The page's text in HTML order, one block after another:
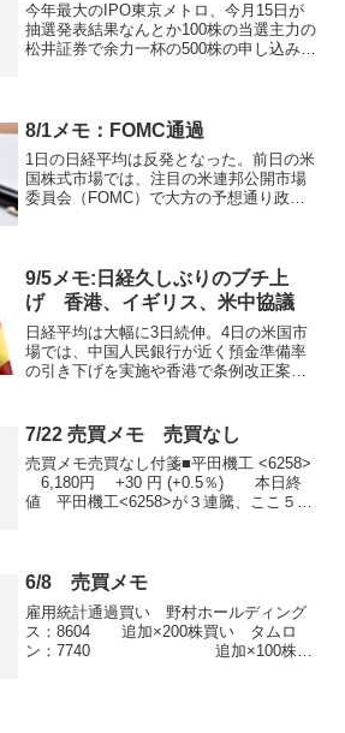
今年最大のIPO東京メトロ、今月15日が
抽選発表結果なんとか100株の当選主力の
松井証券で余力一杯の500株の申し込み最
れでも...
8/1メモ：FOMC通過
1日の日経平均は反発となった。前日の米
国株式市場では、注目の米連邦公開市場
委員会（FOMC）で大方の予想通り政策
たことから、主要3...
9/5メモ:日経久しぶりのブチ上
げ 香港、イギリス、米中協議
日経平均は大幅に3日続伸。4日の米国市
場では、中国人民銀行が近く預金準備率
の引き下げを実施や香港で条例改正案が
シカゴ日経225先物清算値は大阪比115円
高の2081...
7/22 売買メモ 売買なし
売買メモ売買なし付箋■平田機工 <6258>
6,180円 +30 円 (+0.5％) 本日終
値 平田機工<6258>が３連騰、ここ５日
6/8 売買メモ
雇用統計通過買い 野村ホールディング
ス：8604 追加×200株買い タムロ
ン：7740 追加×100株少